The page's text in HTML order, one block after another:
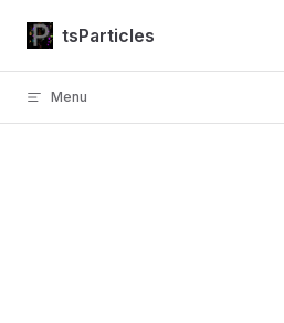
Skip to content
tsParticles
Menu